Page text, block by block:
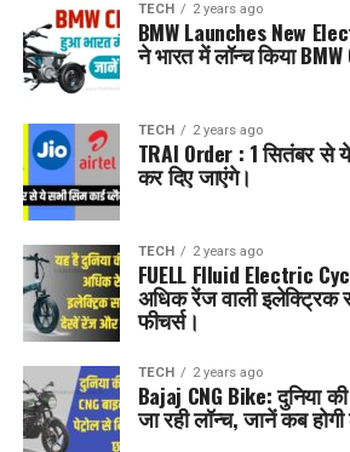
TECH 2 years ago
BMW Launches New
ने भारत में लॉन्च किया BMW
TECH 2 years ago
TRAI Order : 1 सितंबर से
कर दिए जाएंगे।
TECH 2 years ago
FUELL Flluid Electric
अधिक रेंज वाली
फीचर्स।
TECH 2 years ago
Bajaj CNG Bike: दुनिया
जा रही लॉन्च, जानें कब